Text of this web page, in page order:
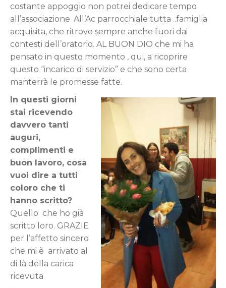
costante appoggio non potrei dedicare tempo
all’associazione. All’Ac parrocchiale tutta ..famiglia
acquisita, che ritrovo sempre anche fuori dai
contesti dell’oratorio. AL BUON DIO che mi ha
pensato in questo momento , qui, a ricoprire
questo “incarico di servizio” e che sono certa
manterrà le promesse fatte.
In questi giorni
stai ricevendo
davvero tanti
auguri,
complimenti e
buon lavoro, cosa
vuoi dire a tutti
coloro che ti
hanno scritto?
Quello che ho già
scritto loro. GRAZIE
per l’affetto sincero
che mi è arrivato al
di là della carica
ricevuta